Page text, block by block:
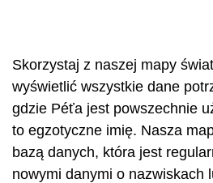
Skorzystaj z naszej mapy
wyświetlić wszystkie dane
gdzie Péťa jest powszechnie
to egzotyczne imię. Nasza
bazą danych, która jest
nowymi danymi o nazwiskach